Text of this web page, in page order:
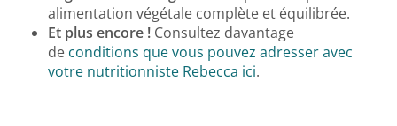
alimentation végétale complète et équilibrée.
Et plus encore ! Consultez davantage
de conditions que vous pouvez adresser avec
votre nutritionniste Rebecca ici.